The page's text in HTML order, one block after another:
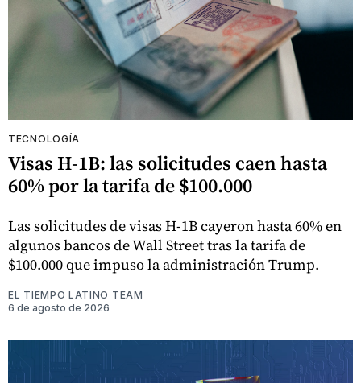
TECNOLOGÍA
Visas H-1B: las solicitudes caen hasta
60% por la tarifa de $100.000
Las solicitudes de visas H-1B cayeron hasta 60% en
algunos bancos de Wall Street tras la tarifa de
$100.000 que impuso la administración Trump.
EL TIEMPO LATINO TEAM
6 de agosto de 2026